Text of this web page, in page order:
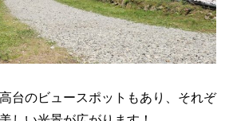
台のビュースポットもあり、それぞ